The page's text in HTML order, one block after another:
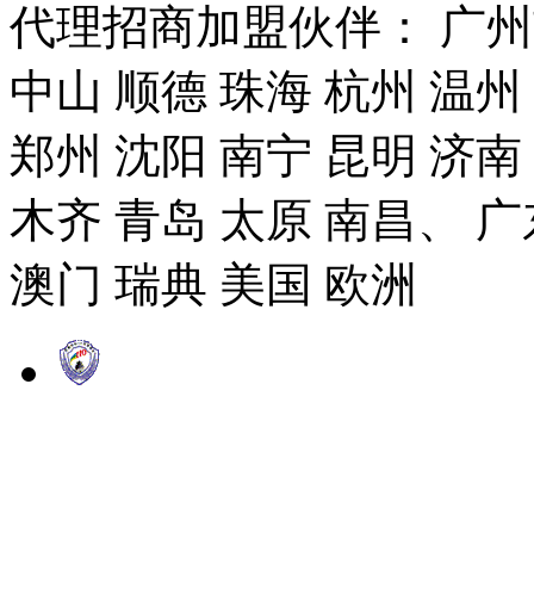
代理招商加盟伙伴： 广
中山 顺德 珠海 杭州 温
郑州 沈阳 南宁 昆明 济
木齐 青岛 太原 南昌、
澳门 瑞典 美国 欧洲